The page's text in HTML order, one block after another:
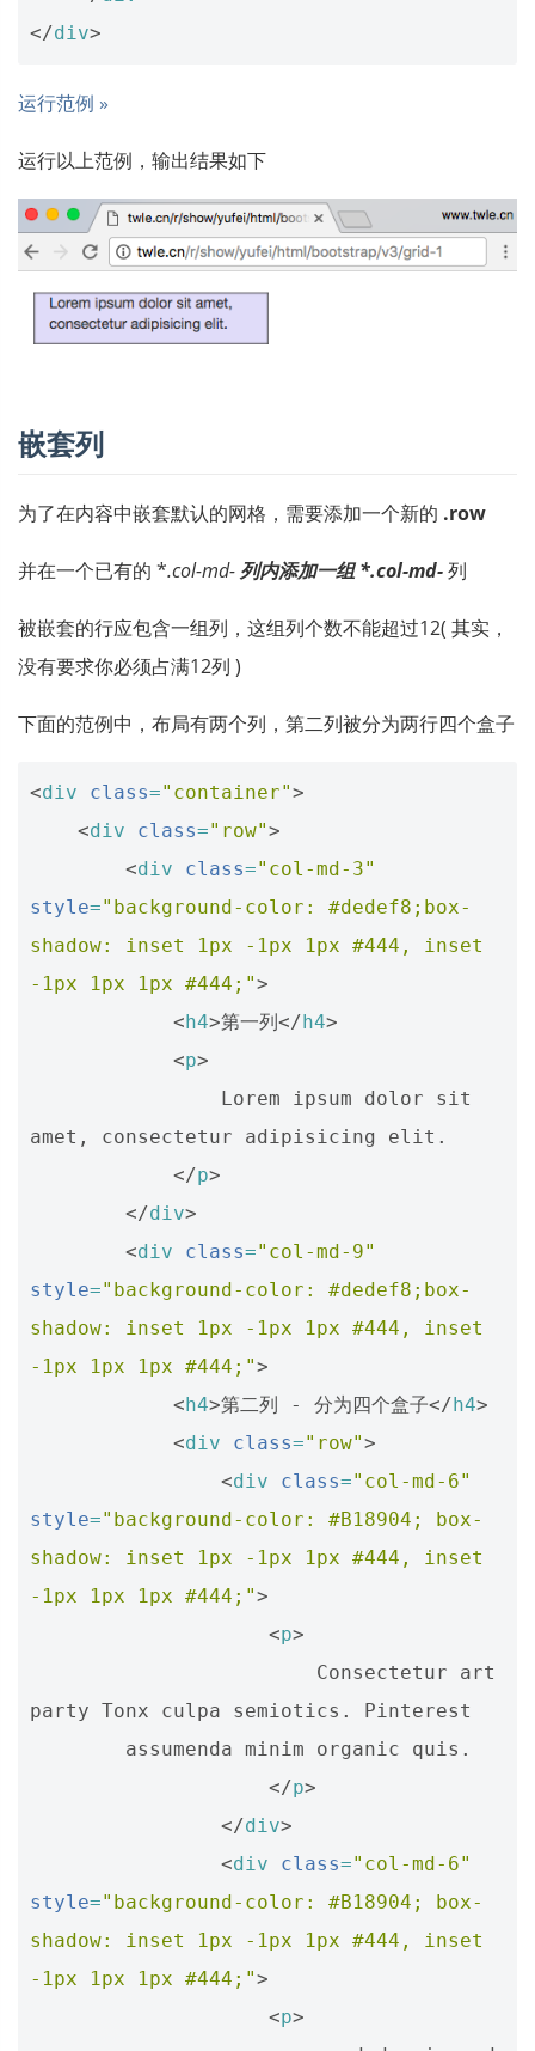
</div>
运行范例 »
运行以上范例，输出结果如下
嵌套列
为了在内容中嵌套默认的网格，需要添加一个新的 .row
并在一个已有的 *.col-md-列内添加一组*.col-md-列
被嵌套的行应包含一组列，这组列个数不能超过12( 其实，
没有要求你必须占满12列 )
下面的范例中，布局有两个列，第二列被分为两行四个盒子
<div class="container">
<div class="row">
<div class="col-md-3"
style="background-color: #dedef8;box-
shadow: inset 1px -1px 1px #444, inset
-1px 1px 1px #444;">
< h4>第一列 </ h4>
<p>
amet, consectetur adipisicing elit.
</p>
</div>
<div class="col-md-9"
style="background-color: #dedef8;box-
shadow: inset 1px -1px 1px #444, inset
-1px 1px 1px #444;">
< h4>第二列 - 分为四个盒子</ h4>
<div class="row">
<div class="col-md-6"
style="background-color: #B18904; box-
shadow: inset 1px -1px 1px #444, inset
-1px 1px 1px #444;">
<p>
party Tonx culpa semiotics. Pinterest
</p>
</div>
<div class="col-md-6"
style="background-color: #B18904; box-
shadow: inset 1px -1px 1px #444, inset
-1px 1px 1px #444;">
<p>